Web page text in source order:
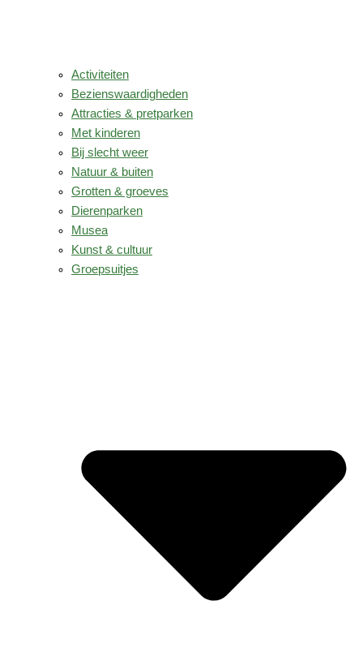
Activiteiten
Bezienswaardigheden
Attracties & pretparken
Met kinderen
Bij slecht weer
Natuur & buiten
Grotten & groeves
Dierenparken
Musea
Kunst & cultuur
Groepsuitjes